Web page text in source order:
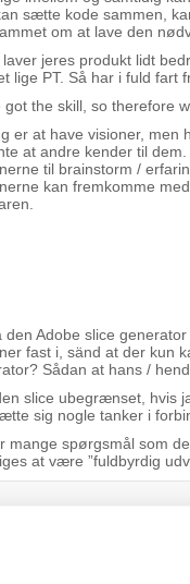
sætte kode sammen,
om at lave den
laver jeres produkt lidt
lige PT. Så har i fuld fart
got the skill, so therefore
er at have visioner, men
at andre kender til
til brainstorm /
kan fremkomme
den Adobe slice
fast i, sänd at der kun
Sådan at hans /
slice ubegrænset, hvis
sig nogle tanker i
mange spørgsmål som
at være ”fuldbyrdig